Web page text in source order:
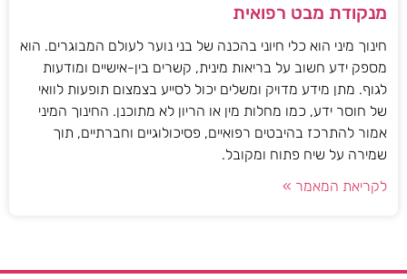
מנקודת מבט רפואית
חינוך מיני הוא כלי חיוני בהכנה של בני נוער לעולם המבוגרים. הוא
מספק ידע חשוב על בריאות מינית, קשרים בין-אישיים ומודעות
לגוף. מתן מידע מדויק ומשלים יכול לסייע בצמצום תופעות לוואי
של חוסר ידע, כמו מחלות מין או הריון לא מתוכנן. החינוך המיני
אמור להתרכז בהיבטים רפואיים, פסיכולוגיים וחברתיים, תוך
שמירה על שיח פתוח ומקובל.
לקריאת המאמר »